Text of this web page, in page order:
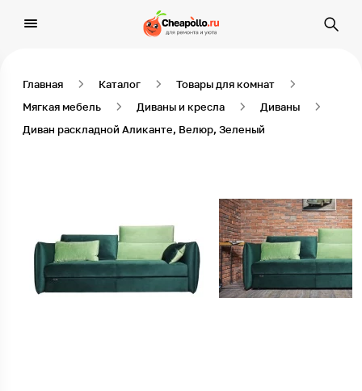
Главная Каталог
Товары для комнат
Мягкая мебель
Диваны и кресла
Диваны
Диван раскладной Аликанте, Велюр, Зеленый